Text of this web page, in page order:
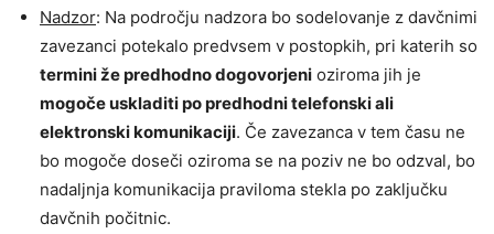
Nadzor: Na področju nadzora bo sodelovanje z davčnimi
zavezanci potekalo predvsem v postopkih, pri katerih so
termini že predhodno dogovorjeni oziroma jih je
mogoče uskladiti po predhodni telefonski ali
elektronski komunikaciji. Če zavezanca v tem času ne
bo mogoče doseči oziroma se na poziv ne bo odzval, bo
nadaljnja komunikacija praviloma stekla po zaključku
davčnih počitnic.